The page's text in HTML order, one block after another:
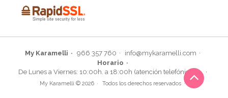
My Karamelli 966 357 760
info@mykaramelli.com
Horario
De Lunes a Viernes: 10:00h. a 18:00h (atención telefónica)
My Karamelli © 2026 Todos los derechos reservados